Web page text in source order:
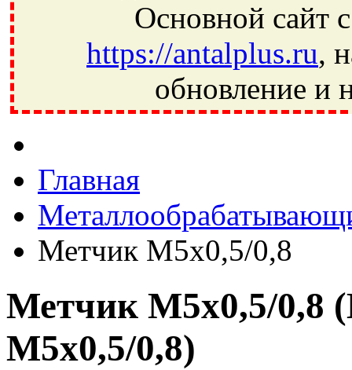
Основной сайт
https://antalplus.ru,
обновление и
Ивантеевка, подшипники, пневматика, метизы, техника,
Главная
Метчик M5x0,5/0,8
Метчик M5x0,5/0,8
M5x0,5/0,8)